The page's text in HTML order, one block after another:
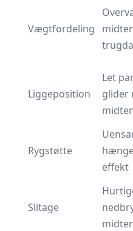
Vægtfordeling
Liggeposition
Let
glider
Rygstøtte
effekt
Slitage